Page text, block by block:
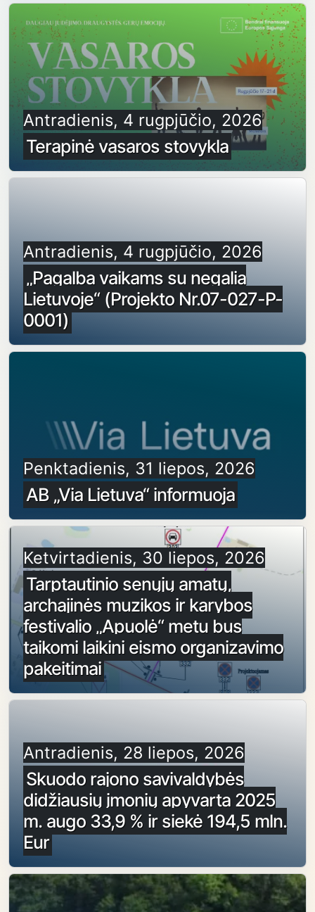
Antradienis, 4 rugpjūčio, 2026
Terapinė vasaros stovykla
Antradienis, 4 rugpjūčio, 2026
„Pagalba vaikams su negalia
Lietuvoje“ (Projekto Nr.07-027-P-
0001)
Penktadienis, 31 liepos, 2026
AB „Via Lietuva“ informuoja
Ketvirtadienis, 30 liepos, 2026
Tarptautinio senųjų amatų,
archajinės muzikos ir karybos
festivalio „Apuolė“ metu bus
taikomi laikini eismo organizavimo
pakeitimai
Antradienis, 28 liepos, 2026
Skuodo rajono savivaldybės
didžiausių įmonių apyvarta 2025
m. augo 33,9 % ir siekė 194,5 mln.
Eur